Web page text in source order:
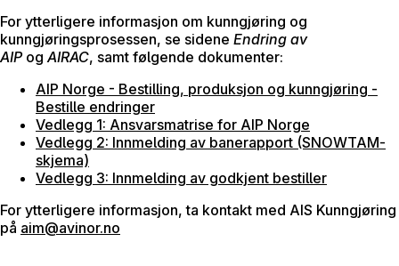
For ytterligere informasjon om kunngjøring og
kunngjøringsprosessen, se sidene Endring av
AIP ogAIRAC, samt følgende dokumenter:
AIP Norge - Bestilling, produksjon og kunngjøring -
Bestille endringer
Vedlegg 1: Ansvarsmatrise for AIP Norge
Vedlegg 2: Innmelding av banerapport (SNOWTAM-
skjema)
Vedlegg 3: Innmelding av godkjent bestiller
For ytterligere informasjon, ta kontakt med AIS Kunngjøring
på aim@avinor.no